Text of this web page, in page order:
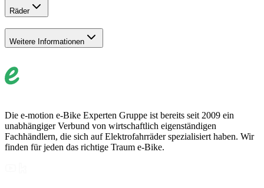
Räder
Weitere Informationen
Die e-motion e-Bike Experten Gruppe ist bereits seit 2009 ein
unabhängiger Verbund von wirtschaftlich eigenständigen
Fachhändlern, die sich auf Elektrofahrräder spezialisiert haben. Wir
finden für jeden das richtige Traum e-Bike.